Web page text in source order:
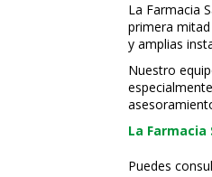
La Farmacia
primera
y amplias
Nuestro
La
Puedes